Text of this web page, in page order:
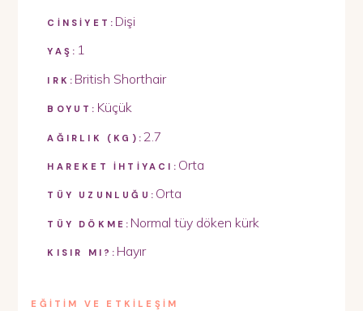
CİNSİYET: Dişi
YAŞ: 1
IRK: British Shorthair
BOYUT: Küçük
AĞIRLIK (KG): 2.7
HAREKET İHTİYACI: Orta
TÜY UZUNLUĞU: Orta
TÜY DÖKME: Normal tüy döken kürk
KISIR MI?: Hayır
EĞİTİM VE ETKİLEŞİM